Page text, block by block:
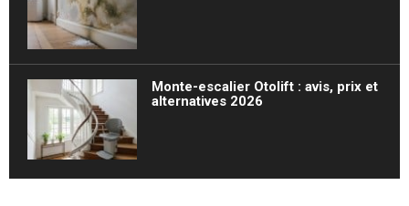
Monte-escalier Otolift : avis, prix et
alternatives 2026